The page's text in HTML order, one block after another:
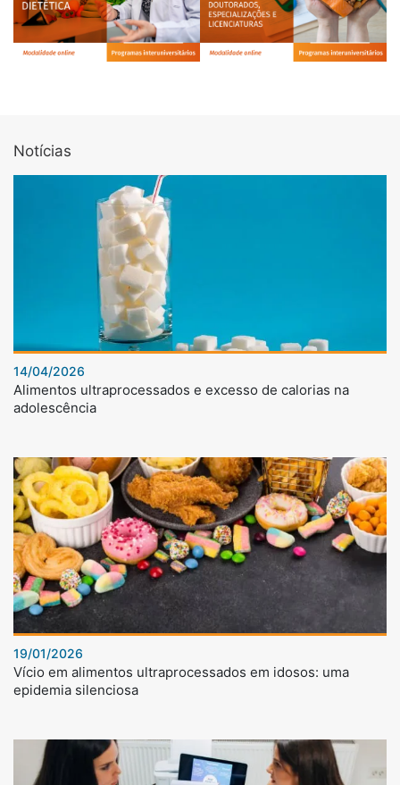
Notícias
14/04/2026
Alimentos ultraprocessados e excesso de calorias na
adolescência
19/01/2026
Vício em alimentos ultraprocessados em idosos: uma
epidemia silenciosa